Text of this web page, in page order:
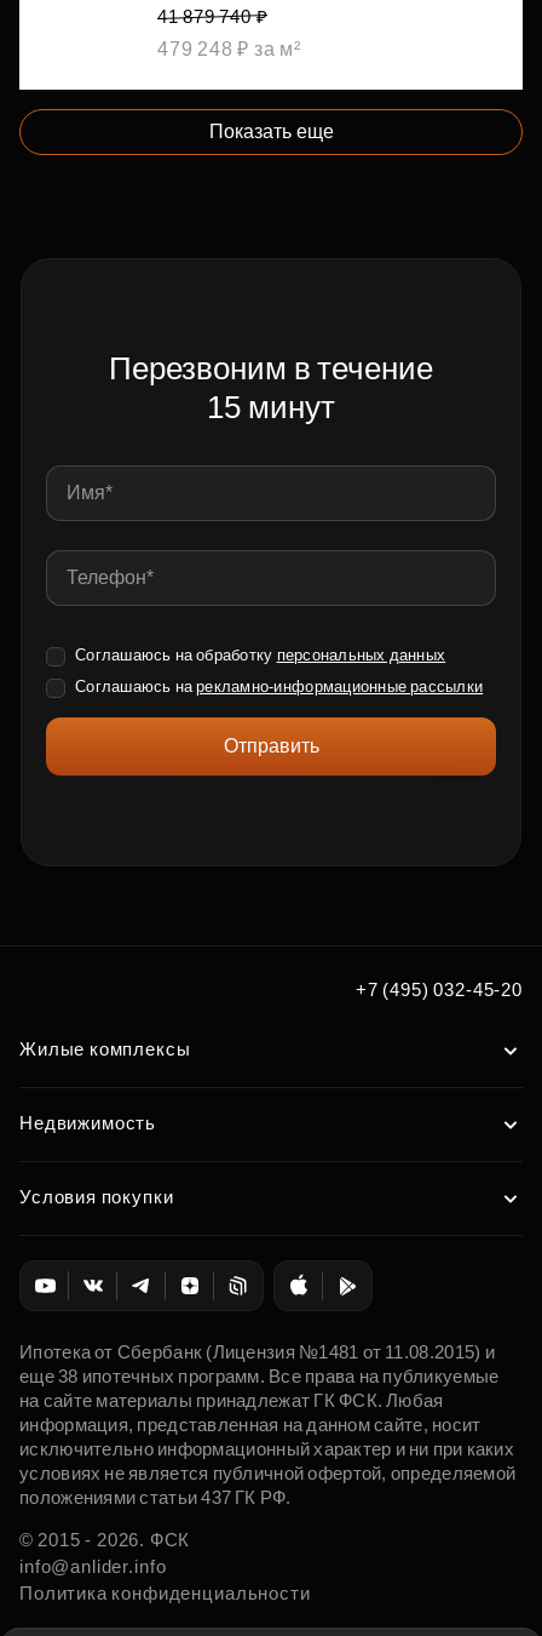
41 879 740 ₽
479 248 ₽ за м²
Показать еще
Перезвоним в течение
15 минут
Соглашаюсь на обработку персональных данных
Соглашаюсь нарекламно-информационные рассылки
Отправить
+7 (495) 032-45-20
Жилые комплексы
Недвижимость
Условия покупки
Ипотека от Сбербанк (Лицензия №1481 от 11.08.2015) и
еще 38 ипотечных программ. Все права на публикуемые
на сайте материалы принадлежат ГК ФСК. Любая
информация, представленная на данном сайте, носит
исключительно информационный характер и ни при каких
условиях не является публичной офертой, определяемой
положениями статьи 437 ГК РФ.
© 2015 - 2026. ФСК
info@anlider.info
Политика конфиденциальности